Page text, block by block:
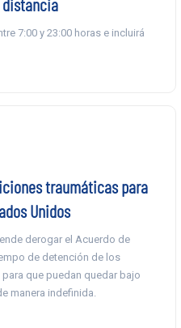
7:00 y 23:00 horas e incluirá
traumáticas para
Unidos
derogar el Acuerdo de
de detención de los
que puedan quedar bajo
manera indefinida.